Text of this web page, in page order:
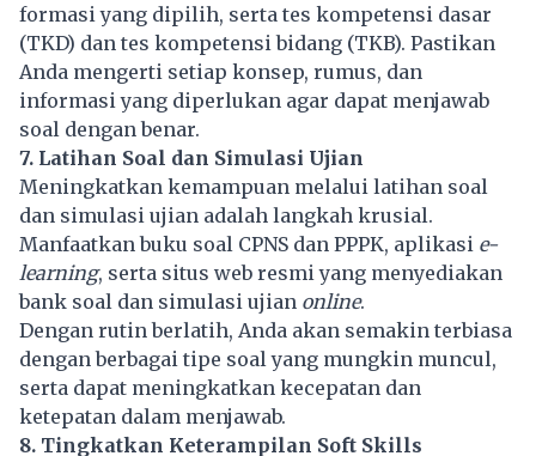
formasi yang dipilih, serta tes kompetensi dasar
(TKD) dan tes kompetensi bidang (TKB). Pastikan
Anda mengerti setiap konsep, rumus, dan
informasi yang diperlukan agar dapat menjawab
soal dengan benar.
7. Latihan Soal dan Simulasi Ujian
Meningkatkan kemampuan melalui latihan soal
dan simulasi ujian adalah langkah krusial.
Manfaatkan buku soal CPNS dan PPPK, aplikasi e-
learning, serta situs web resmi yang menyediakan
bank soal dan simulasi ujian online.
Dengan rutin berlatih, Anda akan semakin terbiasa
dengan berbagai tipe soal yang mungkin muncul,
serta dapat meningkatkan kecepatan dan
ketepatan dalam menjawab.
8. Tingkatkan Keterampilan Soft Skills